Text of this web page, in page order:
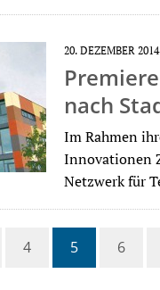
20. DEZEMBER 2014
nach
Im Rahmen
Innovationen
Netzwerk für
4 5 6